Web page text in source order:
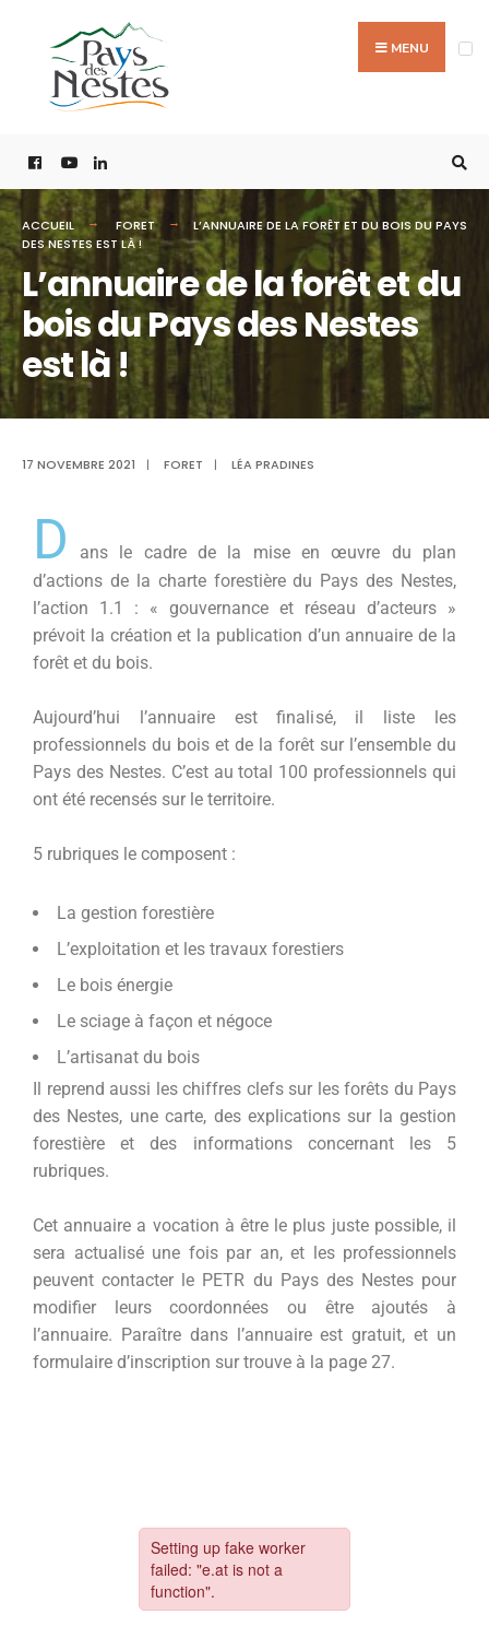
MENU
ACCUEIL FORET
L’ANNUAIRE DE LA FORÊT ET DU BOIS DU PAYS
DES NESTES EST LÀ !
L’annuaire de la forêt et du
bois du Pays des Nestes
est là !
17 NOVEMBRE 2021 | FORET | LÉA PRADINES
D
ans le cadre de la mise en œuvre du plan
d’actions de la charte forestière du Pays des Nestes,
l’action 1.1 : « gouvernance et réseau d’acteurs »
prévoit la création et la publication d’un annuaire de la
forêt et du bois.
Aujourd’hui l’annuaire est finalisé, il liste les
professionnels du bois et de la forêt sur l’ensemble du
Pays des Nestes. C’est au total 100 professionnels qui
ont été recensés sur le territoire.
5 rubriques le composent :
La gestion forestière
L’exploitation et les travaux forestiers
Le bois énergie
Le sciage à façon et négoce
L’artisanat du bois
Il reprend aussi les chiffres clefs sur les forêts du Pays
des Nestes, une carte, des explications sur la gestion
forestière et des informations concernant les 5
rubriques.
Cet annuaire a vocation à être le plus juste possible, il
sera actualisé une fois par an, et les professionnels
peuvent contacter le PETR du Pays des Nestes pour
modifier leurs coordonnées ou être ajoutés à
l’annuaire. Paraître dans l’annuaire est gratuit, et un
formulaire d’inscription sur trouve à la page 27.